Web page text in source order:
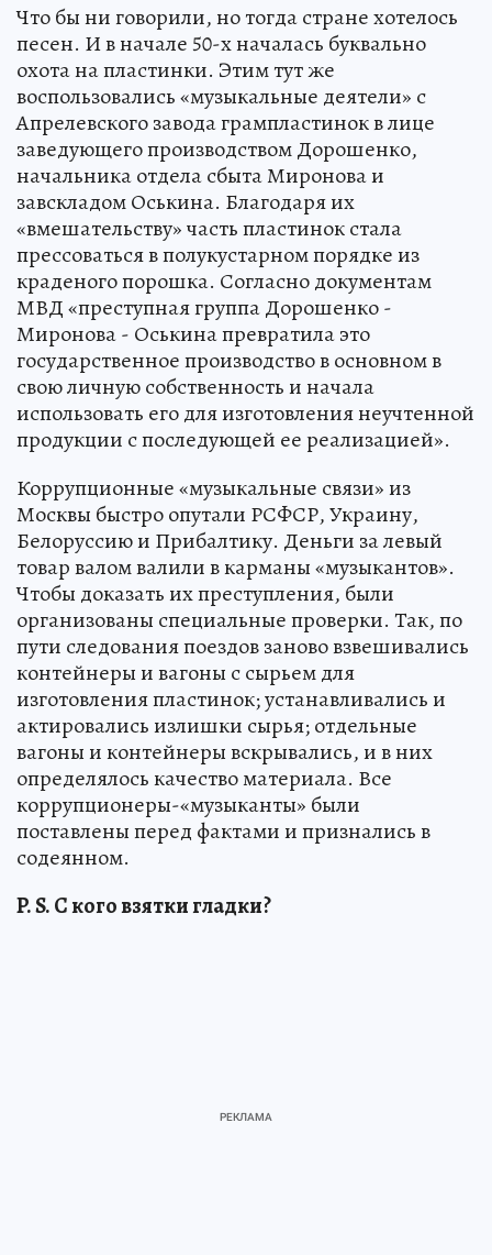
Что бы ни говорили, но тогда стране хотелось
песен. И в начале 50-х началась буквально
охота на пластинки. Этим тут же
воспользовались «музыкальные деятели» с
Апрелевского завода грампластинок в лице
заведующего производством Дорошенко,
начальника отдела сбыта Миронова и
завскладом Оськина. Благодаря их
«вмешательству» часть пластинок стала
прессоваться в полукустарном порядке из
краденого порошка. Согласно документам
МВД «преступная группа Дорошенко -
Миронова - Оськина превратила это
государственное производство в основном в
свою личную собственность и начала
использовать его для изготовления неучтенной
продукции с последующей ее реализацией».
Коррупционные «музыкальные связи» из
Москвы быстро опутали РСФСР, Украину,
Белоруссию и Прибалтику. Деньги за левый
товар валом валили в карманы «музыкантов».
Чтобы доказать их преступления, были
организованы специальные проверки. Так, по
пути следования поездов заново взвешивались
контейнеры и вагоны с сырьем для
изготовления пластинок; устанавливались и
актировались излишки сырья; отдельные
вагоны и контейнеры вскрывались, и в них
определялось качество материала. Все
коррупционеры-«музыканты» были
поставлены перед фактами и признались в
содеянном.
P. S. С кого взятки гладки?